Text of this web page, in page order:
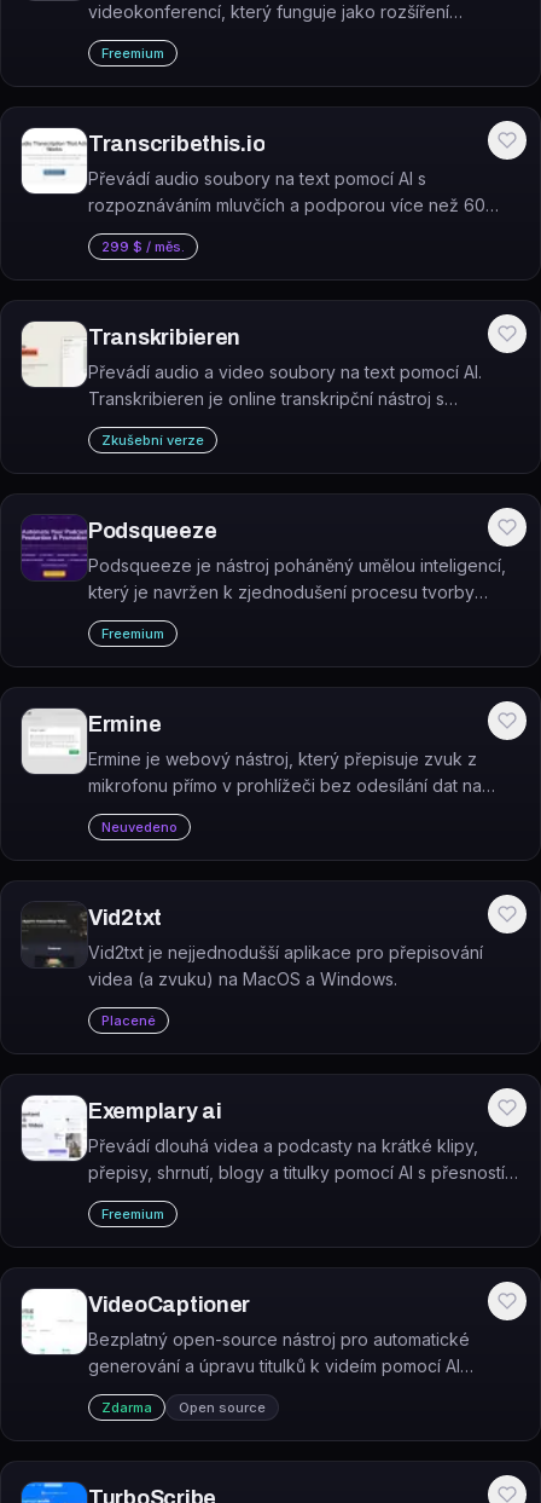
videokonferencí, který funguje jako rozšíření
prohlížeče bez bota v hovoru.
Freemium
Transcribethis.io
Převádí audio soubory na text pomocí AI s
rozpoznáváním mluvčích a podporou více než 60
jazyků.
299 $ / měs.
Transkribieren
Převádí audio a video soubory na text pomocí AI.
Transkribieren je online transkripční nástroj s
podporou přes 99 jazyků a automatickým
rozpoznáváním mluvčích.
Zkušební verze
Podsqueeze
Podsqueeze je nástroj poháněný umělou inteligencí,
který je navržen k zjednodušení procesu tvorby
obsahu pro podcastery.
Freemium
Ermine
Ermine je webový nástroj, který přepisuje zvuk z
mikrofonu přímo v prohlížeči bez odesílání dat na
server.
Neuvedeno
Vid2txt
Vid2txt je nejjednodušší aplikace pro přepisování
videa (a zvuku) na MacOS a Windows.
Placené
Exemplary ai
Převádí dlouhá videa a podcasty na krátké klipy,
přepisy, shrnutí, blogy a titulky pomocí AI s přesností
přes 98 %.
Freemium
VideoCaptioner
Bezplatný open-source nástroj pro automatické
generování a úpravu titulků k videím pomocí AI
rozpoznávání řeči a LLM.
Zdarma Open source
TurboScribe